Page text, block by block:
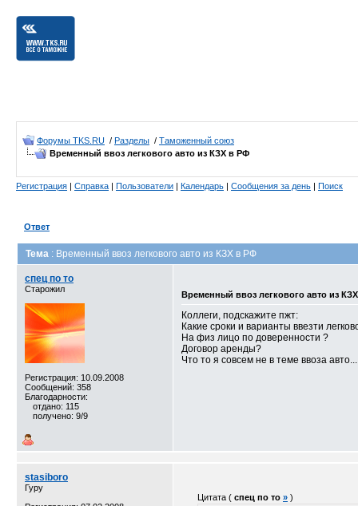
Форумы TKS.RU / Разделы / Таможенный союз
Временный ввоз легкового авто из КЗХ в РФ
Регистрация | Справка | Пользователи | Календарь | Сообщения за день | Поиск
Ответ
Тема : Временный ввоз легкового авто из КЗХ в РФ
спец по то
Старожил
Регистрация: 10.09.2008
Сообщений: 358
Благодарности:
отдано: 115
получено: 9/9
Временный ввоз легкового авто из
Коллеги, подскажите пжт:
Какие сроки и варианты ввезти
На физ лицо по доверенности ?
Договор аренды?
Что то я совсем не в теме ввоза авто...
stasiboro
Гуру
Цитата ( спец по то » )